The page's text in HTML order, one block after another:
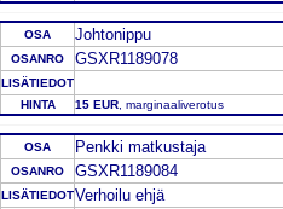
OSA Johtonippu
OSANRO GSXR1189078
LISÄTIEDOT
HINTA
15 EUR , marginaaliverotus
OSA Penkki matkustaja
OSANRO GSXR1189084
LISÄTIEDOTVerhoilu ehjä